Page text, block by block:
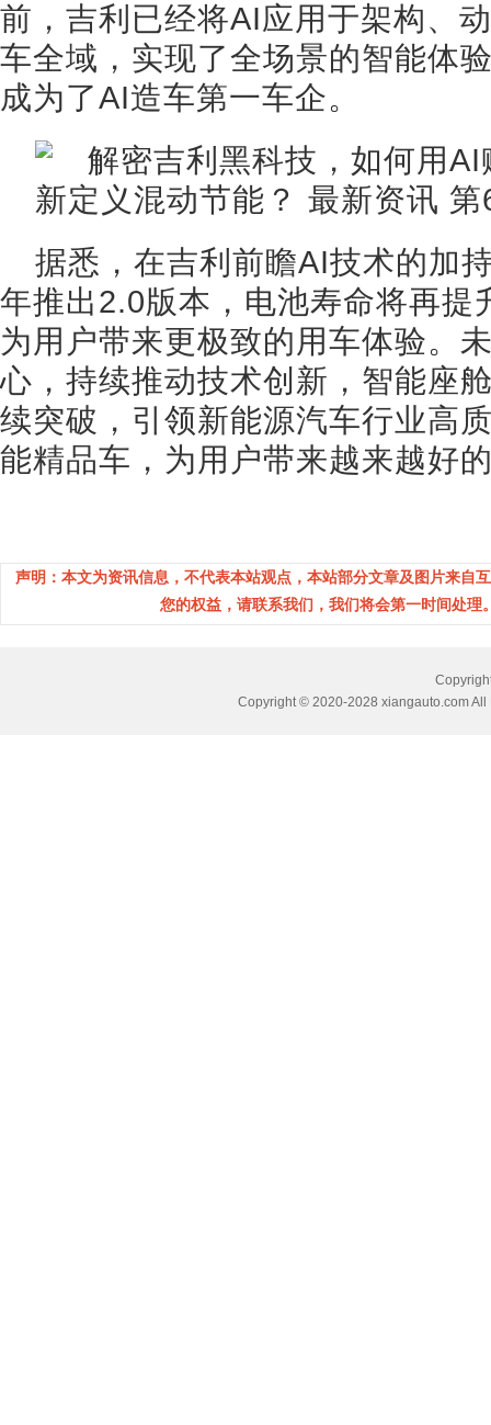
前，吉利已经将AI应用于架构、
车全域，实现了全场景的智能体
成为了AI造车第一车企。
据悉，在吉利前瞻AI技术的加
年推出2.0版本，电池寿命将再提
为用户带来更极致的用车体验。
心，持续推动技术创新，智能座
续突破，引领新能源汽车行业高
能精品车，为用户带来越来越好
声明：本文为资讯信息，不代表本站观点，本站部分文章及图片来自
您的权益，请联系我们，我们将会第一时间处
Copyright © 2020-2028 xiangauto.com